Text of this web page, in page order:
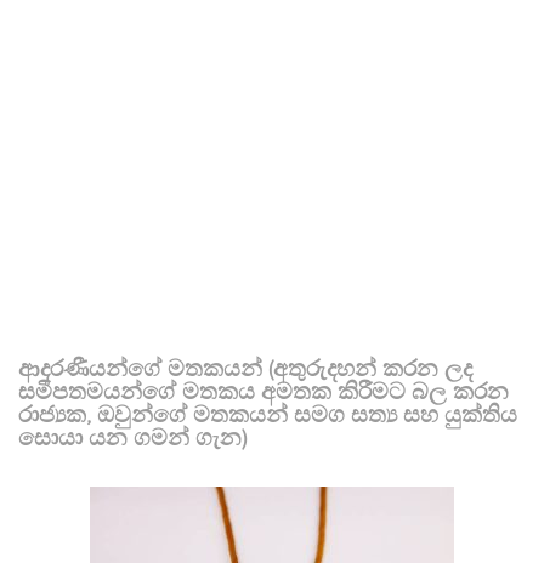
ආදරණීයන්ගේ මතකයන් (අතුරුදහන් කරන ලද
සමීපතමයන්ගේ මතකය අමතක කිරීමට බල කරන
රාජ්‍යක, ඔවුන්ගේ මතකයන් සමග සත්‍ය සහ යුක්තිය
සොයා යන ගමන් ගැන)